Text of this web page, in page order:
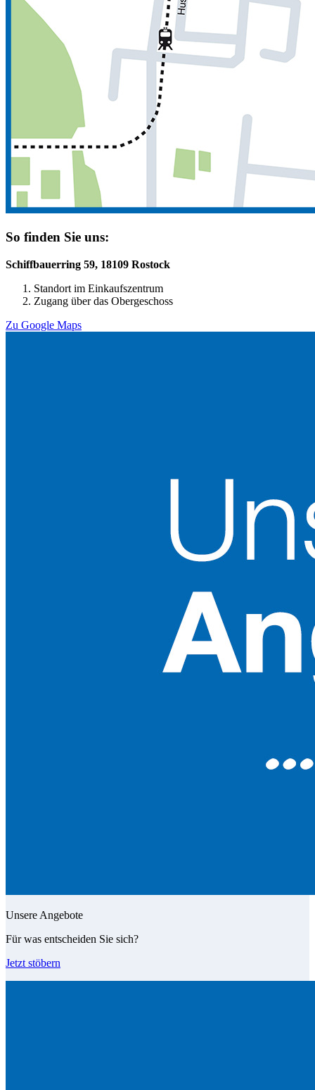
So finden Sie uns:
Schiffbauerring 59, 18109 Rostock
Standort im Einkaufszentrum
Zugang über das Obergeschoss
Zu Google Maps
Unsere Angebote
Für was entscheiden Sie sich?
Jetzt stöbern